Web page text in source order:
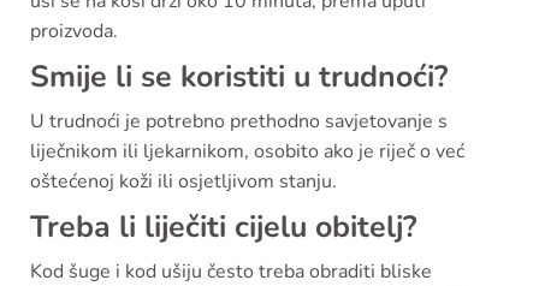
proizvoda.
Smije li se koristiti u trudnoći?
U trudnoći je potrebno prethodno savjetovanje s
liječnikom ili ljekarnikom, osobito ako je riječ o već
oštećenoj koži ili osjetljivom stanju.
Treba li liječiti cijelu obitelj?
Kod šuge i kod ušiju često treba obraditi bliske